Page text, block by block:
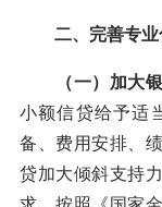
二、完善专业
（一）加大
小额信贷给予适
备、费用安排、
贷加大倾斜支持